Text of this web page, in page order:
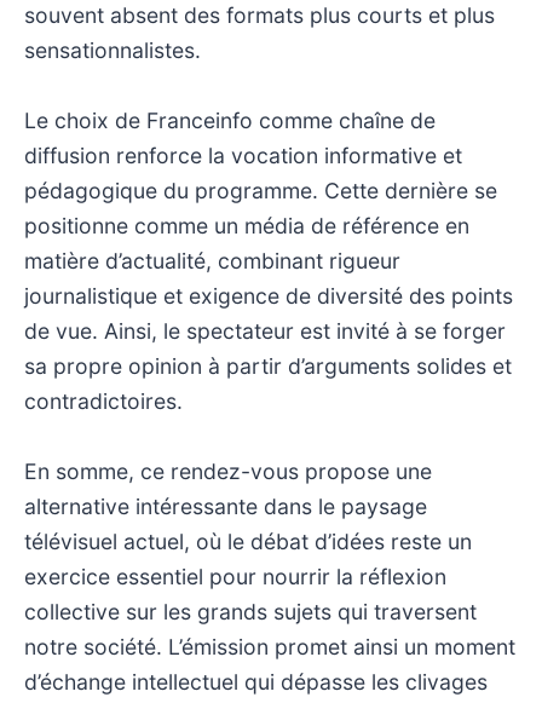
souvent absent des formats plus courts et plus
sensationnalistes.
Le choix de Franceinfo comme chaîne de
diffusion renforce la vocation informative et
pédagogique du programme. Cette dernière se
positionne comme un média de référence en
matière d’actualité, combinant rigueur
journalistique et exigence de diversité des points
de vue. Ainsi, le spectateur est invité à se forger
sa propre opinion à partir d’arguments solides et
contradictoires.
En somme, ce rendez-vous propose une
alternative intéressante dans le paysage
télévisuel actuel, où le débat d’idées reste un
exercice essentiel pour nourrir la réflexion
collective sur les grands sujets qui traversent
notre société. L’émission promet ainsi un moment
d’échange intellectuel qui dépasse les clivages